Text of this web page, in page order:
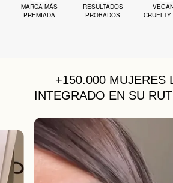
MARCA MÁS
PREMIADA
RESULTADOS
PROBADOS
+150.000 MUJERES
INTEGRADO EN SU